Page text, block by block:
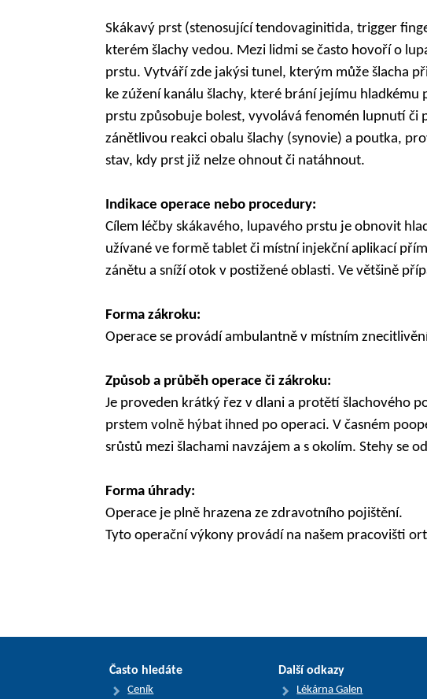
Skákavý prst (stenosující tendovaginitida, trigger
kterém šlachy vedou. Mezi lidmi se často hovoří o
prstu. Vytváří zde jakýsi tunel, kterým může šlacha
ke zúžení kanálu šlachy, které brání jejímu
prstu způsobuje bolest, vyvolává fenomén lupnutí či
zánětlivou reakci obalu šlachy (synovie) a poutka,
stav, kdy prst již nelze ohnout či natáhnout.
Indikace operace nebo procedury:
Cílem léčby skákavého, lupavého prstu je obnovit
užívané ve formě tablet či místní injekční aplikací
zánětu a sníží otok v postižené oblasti. Ve většině
Forma zákroku:
Operace se provádí ambulantně v místním
Způsob a průběh operace či zákroku:
Je proveden krátký řez v dlani a protětí šlachového
prstem volně hýbat ihned po operaci. V časném
srůstů mezi šlachami navzájem a s okolím. Stehy se
Forma úhrady:
Operace je plně hrazena ze zdravotního pojištění.
Tyto operační výkony provádí na našem pracovišti
Často hledáte
Ceník
Další odkazy
Lékárna Galen